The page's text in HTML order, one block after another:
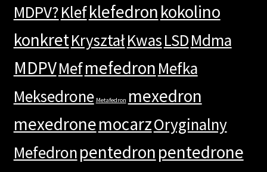
MDPV?Klefklefedronkokolino
konkretKryształKwasLSDMdma
MDPVMefmefedron Mefka
Meksedrone Metafedron mexedron
mexedronemocarzOryginalny
Mefedronpentedronpentedrone